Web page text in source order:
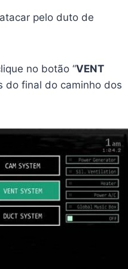
pelo duto de
no botão “VENT
do final do caminho dos